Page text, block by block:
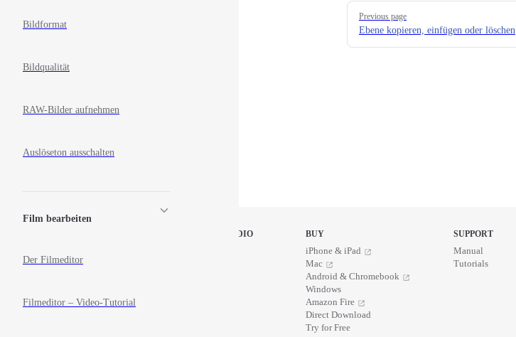
Bildformat
Bildqualität
RAW-Bilder aufnehmen
Auslöseton ausschalten
Film bearbeiten
Der Filmeditor
Filmeditor – Video-Tutorial
Pager
Previous page
Ebene kopieren, einfügen oder löschen
STOP MOTION STUDIO BUY
iPhone & iPad
Mac
Android & Chromebook
Windows
Amazon Fire
Direct Download
Try for Free
SUPPORT
Manual
Tutorials